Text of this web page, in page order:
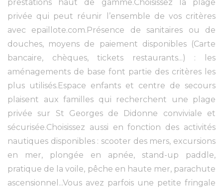
prestations haut de gamme.Choisissez la plage
privée qui peut réunir l’ensemble de vos critères
avec epaillote.com.Présence de sanitaires ou de
douches, moyens de paiement disponibles (Carte
bancaire, chèques, tickets restaurants...) : les
aménagements de base font partie des critères les
plus utilisés.Espace enfants et centre de secours
plaisent aux familles qui recherchent une plage
privée sur St Georges de Didonne conviviale et
sécurisée.Choisissez aussi en fonction des activités
nautiques disponibles : scooter des mers, excursions
en mer, plongée en apnée, stand-up paddle,
pratique de la voile, pêche en haute mer, parachute
ascensionnel...Vous avez parfois une petite fringale